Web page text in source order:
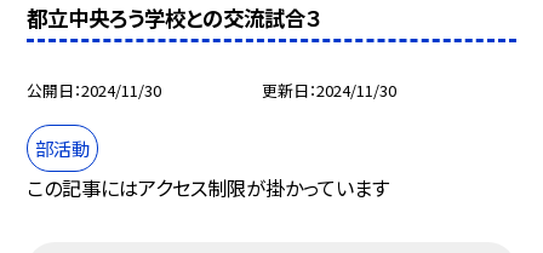
都立中央ろう学校との交流試合３
公開日 2024/11/30 更新日 2024/11/30
部活動
この記事にはアクセス制限が掛かっています